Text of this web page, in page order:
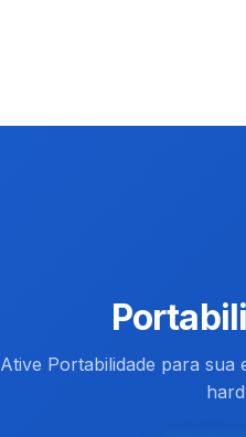
Ative Portabilidade para sua